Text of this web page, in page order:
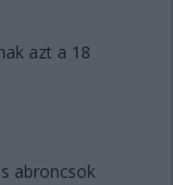
azt a 18
abroncsok